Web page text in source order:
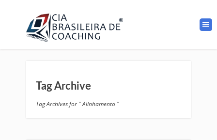
Tag Archive
Tag Archives for " Alinhamento "